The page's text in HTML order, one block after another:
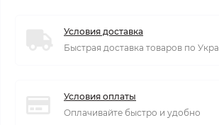
Условия доставка
Быстрая доставка товаров по
Условия оплаты
Оплачивайте быстро и удобно